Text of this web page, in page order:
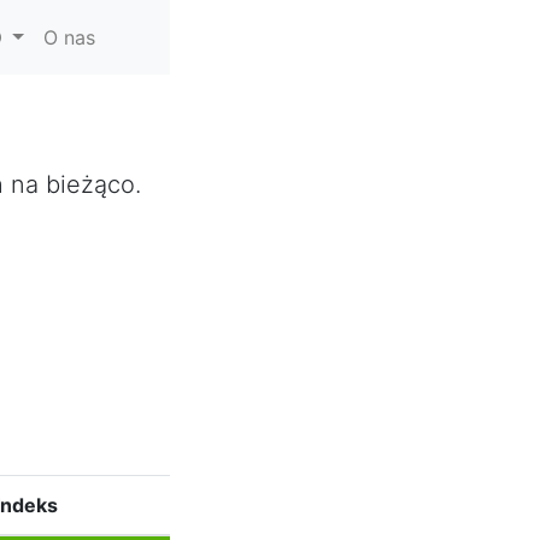
O nas
na bieżąco.